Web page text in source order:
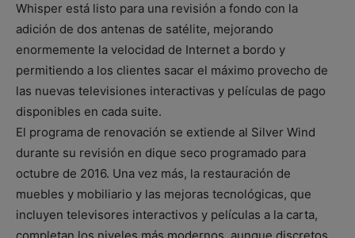
Whisper está listo para una revisión a fondo con la
adición de dos antenas de satélite, mejorando
enormemente la velocidad de Internet a bordo y
permitiendo a los clientes sacar el máximo provecho de
las nuevas televisiones interactivas y películas de pago
disponibles en cada suite.
El programa de renovación se extiende al Silver Wind
durante su revisión en dique seco programado para
octubre de 2016. Una vez más, la restauración de
muebles y mobiliario y las mejoras tecnológicas, que
incluyen televisores interactivos y películas a la carta,